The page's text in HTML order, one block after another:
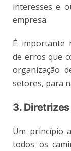
interesses e
empresa.
É importante
de erros que
organização
setores, para
3.
Um princípio
todos os